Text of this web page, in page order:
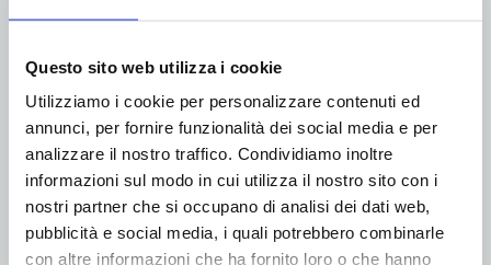
Questo sito web utilizza i cookie
Utilizziamo i cookie per personalizzare contenuti ed
annunci, per fornire funzionalità dei social media e per
analizzare il nostro traffico. Condividiamo inoltre
informazioni sul modo in cui utilizza il nostro sito con i
nostri partner che si occupano di analisi dei dati web,
pubblicità e social media, i quali potrebbero combinarle
con altre informazioni che ha fornito loro o che hanno
Articolo precedente
Posa della prima pietra per il
nuovo stabilimento per la
produzione di cartone
ondulato Progroup in Italia
Il cambiamento climatico è la
gli Europei, lo dice uno studio!
ARTICOLI CORRELATI MORE FROM AUTHOR